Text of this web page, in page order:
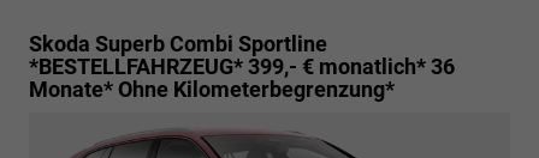
Skoda Superb Combi Sportline
*BESTELLFAHRZEUG* 399,- € monatlich* 36
Monate* Ohne Kilometerbegrenzung*